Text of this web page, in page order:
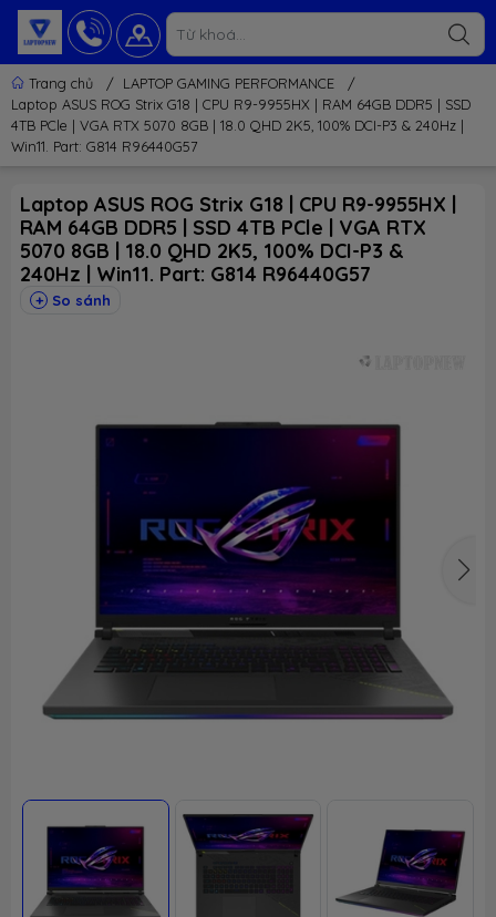
Trang chủ / LAPTOP GAMING PERFORMANCE
/
Laptop ASUS ROG Strix G18 | CPU R9-9955HX | RAM 64GB DDR5 | SSD
4TB PCle | VGA RTX 5070 8GB | 18.0 QHD 2K5, 100% DCI-P3 & 240Hz |
Win11. Part: G814 R96440G57
Laptop ASUS ROG Strix G18 | CPU R9-9955HX |
RAM 64GB DDR5 | SSD 4TB PCle | VGA RTX
5070 8GB | 18.0 QHD 2K5, 100% DCI-P3 &
240Hz | Win11. Part: G814 R96440G57
So sánh